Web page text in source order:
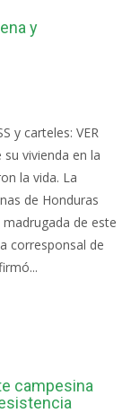
y
y carteles: VER
vivienda en la
la vida. La
de Honduras
de este
corresponsal de
campesina